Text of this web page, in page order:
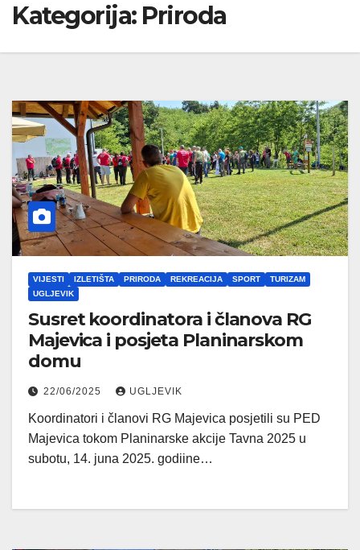
Kategorija: Priroda
VIJESTI IZLETIŠTA PRIRODA REKREACIJA SPORT
TURIZAM
UGLJEVIK
Susret koordinatora i članova RG
Majevica i posjeta Planinarskom
domu
22/06/2025 UGLJEVIK
Koordinatori i članovi RG Majevica posjetili su PED
Majevica tokom Planinarske akcije Tavna 2025 u
subotu, 14. juna 2025. godiine…